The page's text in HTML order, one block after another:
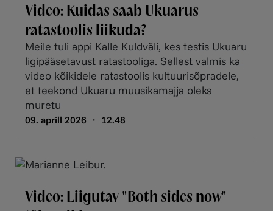
Video: Kuidas saab Ukuarus
ratastoolis liikuda?
Meile tuli appi Kalle Kuldväli, kes testis Ukuaru
ligipääsetavust ratastooliga. Sellest valmis ka
video kõikidele ratastoolis kultuurisõpradele,
et teekond Ukuaru muusikamajja oleks
muretu
09. aprill 2026 ・ 12.48
Video: Liigutav "Both sides now"